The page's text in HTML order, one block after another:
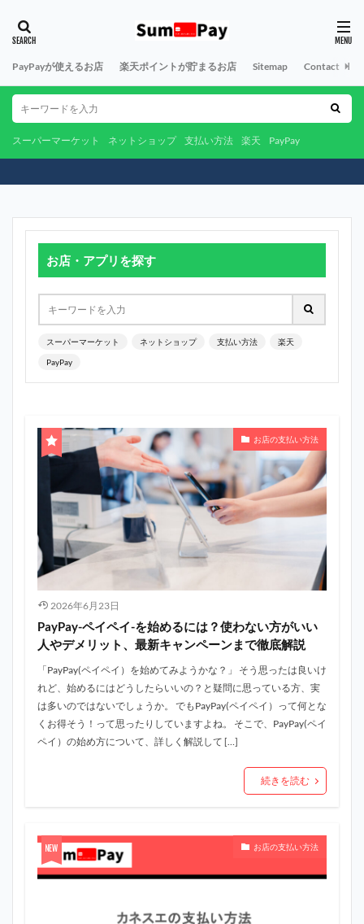
PayPayが使えるお店 楽天ポイントが貯まるお店 Sitemap Contact
スーパーマーケット ネットショップ 支払い方法 楽天 PayPay
お店・アプリを探す
スーパーマーケット ネットショップ 支払い方法 楽天
PayPay
お店の支払い方法
2026年6月23日
PayPay-ペイペイ-を始めるには？使わない方がいい
人やデメリット、最新キャンペーンまで徹底解説
「PayPay(ペイペイ）を始めてみようかな？」 そう思ったは良いけ
れど、始めるにはどうしたらいいの？と疑問に思っている方、実
は多いのではないでしょうか。 でもPayPay(ペイペイ）って何とな
くお得そう！って思ったりしていますよね。 そこで、PayPay(ペイ
ペイ）の始め方について、詳しく解説して […]
続きを読む
お店の支払い方法